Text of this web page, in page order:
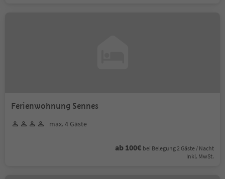
Ferienwohnung Sennes
max. 4 Gäste
ab 100€ bei Belegung 2 Gäste / Nacht
Inkl. MwSt.